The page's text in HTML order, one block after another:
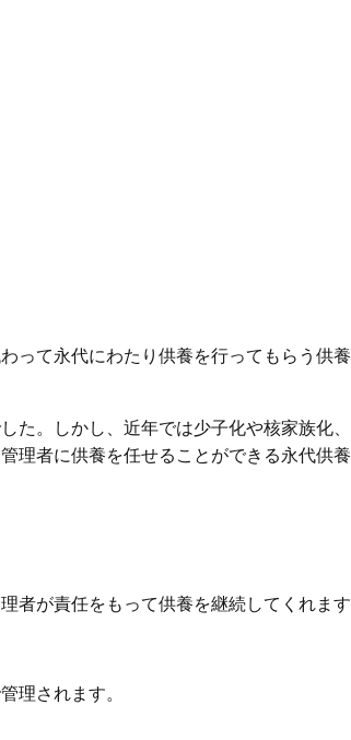
て永代にわたり供養を行ってもらう供
。しかし、近年では少子化や核家族化
理者に供養を任せることができる永代供
が責任をもって供養を継続してくれま
理されます。